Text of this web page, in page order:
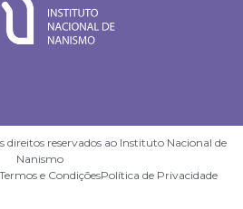
direitos reservados ao Instituto Nacional de
Nanismo
Termos e CondiçõesPolítica de Privacidade